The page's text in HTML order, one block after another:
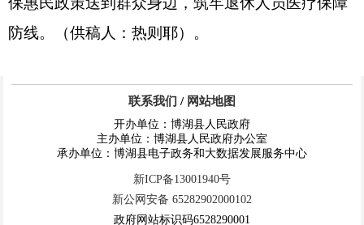
防线。（供稿人：热则耶）。
联系我们 / 网站地图
开办单位：博湖县人民政府
主办单位：博湖县人民政府办公室
承办单位：博湖县电子政务和大数据发展服务中心
新ICP备13001940号
新公网安备 65282902000102
政府网站标识码6528290001